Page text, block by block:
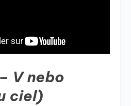
V nebo
ciel)